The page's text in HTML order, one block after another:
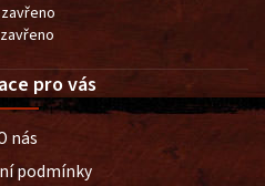
pro vás
nás
podmínky